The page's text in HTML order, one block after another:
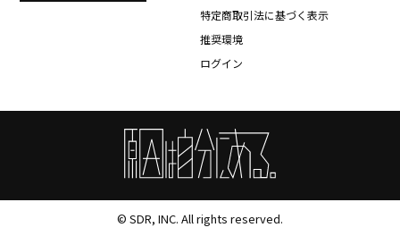
特定商取引法に基づく表示
推奨環境
ログイン
© SDR, INC. All rights reserved.